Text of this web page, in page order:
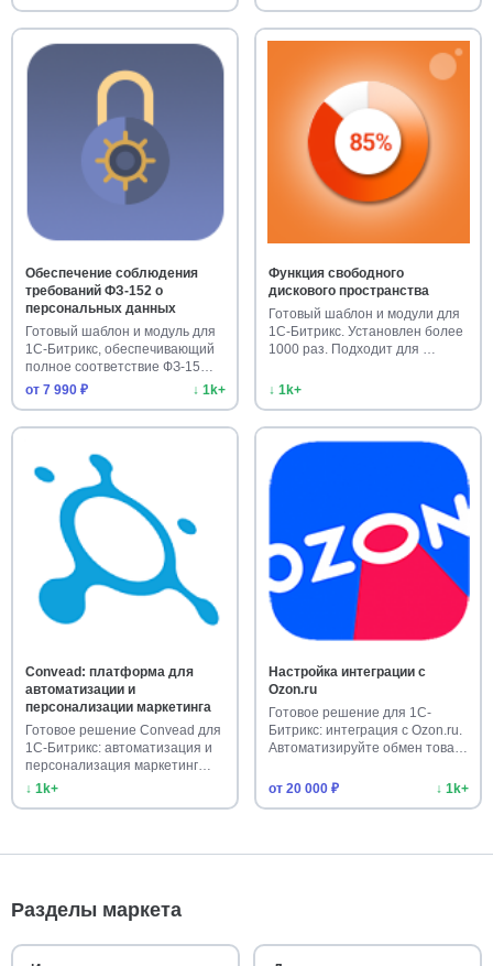
Обеспечение соблюдения
требований ФЗ-152 о
персональных данных
Готовый шаблон и модуль для
1С-Битрикс, обеспечивающий
полное соответствие ФЗ-15…
от 7 990 ₽
↓ 1k+
Функция свободного
дискового пространства
Готовый шаблон и модули для
1С-Битрикс. Установлен более
1000 раз. Подходит для …
↓ 1k+
Convead: платформа для
автоматизации и
персонализации маркетинга
Готовое решение Convead для
1С-Битрикс: автоматизация и
персонализация маркетинг…
↓ 1k+
Настройка интеграции с
Ozon.ru
Готовое решение для 1С-
Битрикс: интеграция с Ozon.ru.
Автоматизируйте обмен това…
от 20 000 ₽ ↓ 1k+
Разделы маркета